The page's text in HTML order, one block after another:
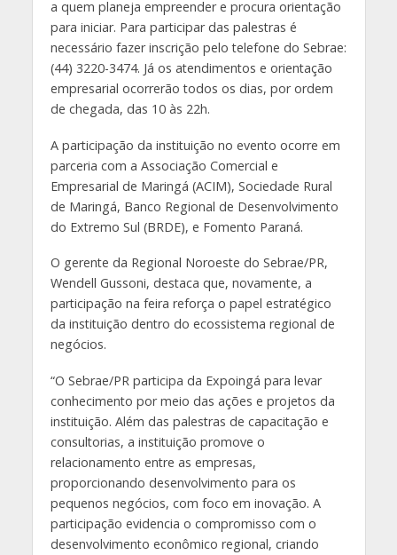
a quem planeja empreender e procura orientação
para iniciar. Para participar das palestras é
necessário fazer inscrição pelo telefone do Sebrae:
(44) 3220-3474. Já os atendimentos e orientação
empresarial ocorrerão todos os dias, por ordem
de chegada, das 10 às 22h.
A participação da instituição no evento ocorre em
parceria com a Associação Comercial e
Empresarial de Maringá (ACIM), Sociedade Rural
de Maringá, Banco Regional de Desenvolvimento
do Extremo Sul (BRDE), e Fomento Paraná.
O gerente da Regional Noroeste do Sebrae/PR,
Wendell Gussoni, destaca que, novamente, a
participação na feira reforça o papel estratégico
da instituição dentro do ecossistema regional de
negócios.
“O Sebrae/PR participa da Expoingá para levar
conhecimento por meio das ações e projetos da
instituição. Além das palestras de capacitação e
consultorias, a instituição promove o
relacionamento entre as empresas,
proporcionando desenvolvimento para os
pequenos negócios, com foco em inovação. A
participação evidencia o compromisso com o
desenvolvimento econômico regional, criando